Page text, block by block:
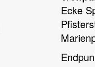
Ecke